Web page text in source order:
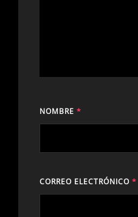
NOMBRE *
CORREO ELECTRÓNICO *